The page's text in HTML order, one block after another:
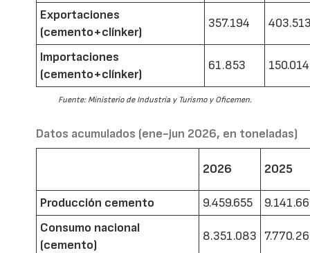
Exportaciones
(cemento+clínker)
357.194
Importaciones
(cemento+clínker)
61.853 150.014
Fuente: Ministerio de Industria y Turismo y Oficemen.
Datos acumulados (ene-jun 2026, en toneladas)
2026 2025
Producción cemento 9.459.655
Consumo nacional
(cemento)
8.351.083